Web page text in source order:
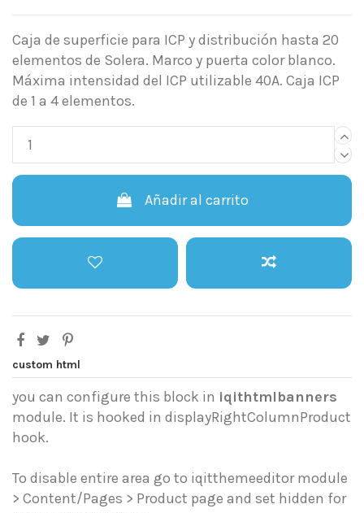
Caja de superficie para ICP y distribución hasta 20
elementos de Solera. Marco y puerta color blanco.
Máxima intensidad del ICP utilizable 40A. Caja ICP
de 1 a 4 elementos.
Añadir al carrito
custom html
you can configure this block in iqithtmlbanners
module. It is hooked in displayRightColumnProduct
hook.
To disable entire area go to iqitthemeeditor module
> Content/Pages > Product page and set hidden for